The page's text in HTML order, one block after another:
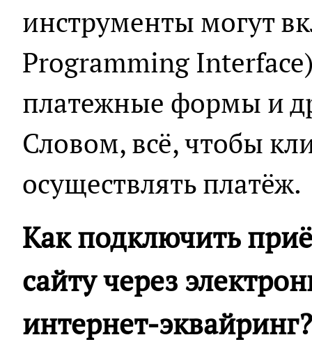
инструменты могут
Programming
платежные формы и
Словом, всё, чтобы
осуществлять платёж.
Как подключить
сайту через
интернет-эквайринг?